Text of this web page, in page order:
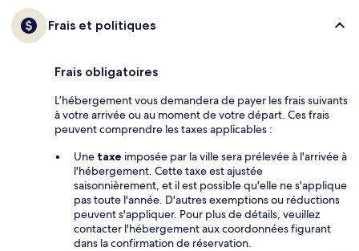
Frais et politiques
Frais obligatoires
L’hébergement vous demandera de payer les frais suivants
à votre arrivée ou au moment de votre départ. Ces frais
peuvent comprendre les taxes applicables :
Une taxe imposée par la ville sera prélevée à l'arrivée à
l'hébergement. Cette taxe est ajustée
saisonnièrement, et il est possible qu'elle ne s'applique
pas toute l'année. D'autres exemptions ou réductions
peuvent s'appliquer. Pour plus de détails, veuillez
contacter l'hébergement aux coordonnées figurant
dans la confirmation de réservation.